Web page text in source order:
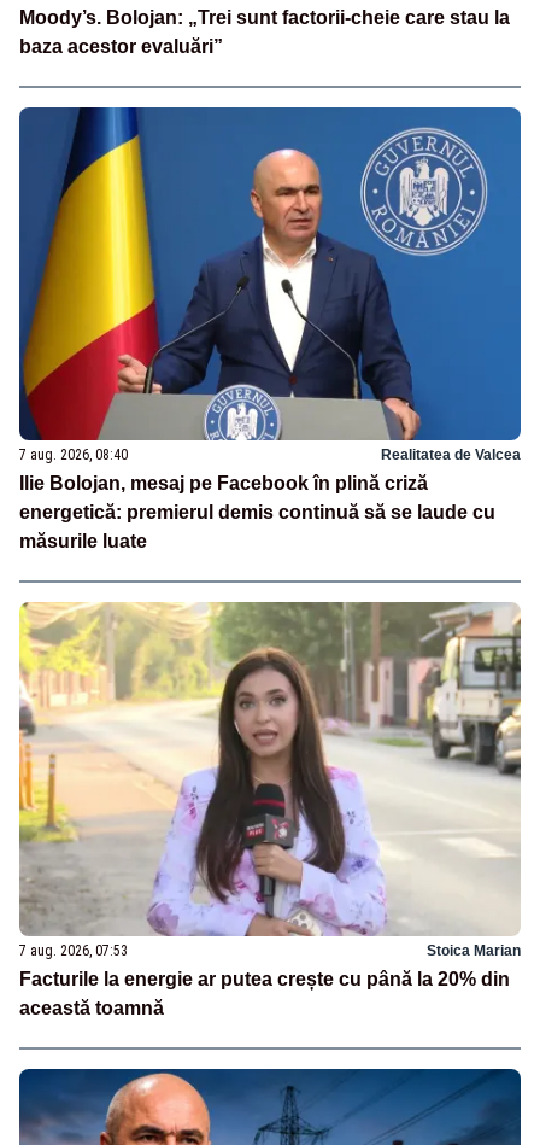
Moody’s. Bolojan: „Trei sunt factorii-cheie care stau la
baza acestor evaluări”
7 aug. 2026, 08:40 Realitatea de Valcea
Ilie Bolojan, mesaj pe Facebook în plină criză
energetică: premierul demis continuă să se laude cu
măsurile luate
7 aug. 2026, 07:53 Stoica Marian
Facturile la energie ar putea crește cu până la 20% din
această toamnă